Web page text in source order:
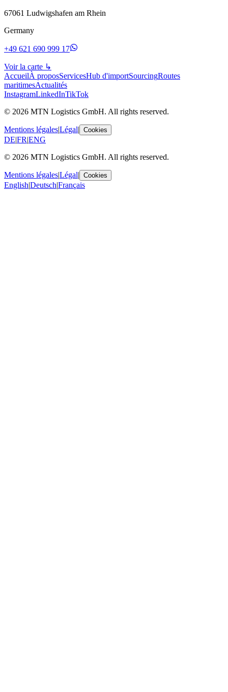
67061 Ludwigshafen am Rhein
Germany
+49 621 690 999 17
Voir la carte ↳
AccueilÀ proposServicesHub d'importSourcingRoutes
maritimesActualités
InstagramLinkedInTikTok
© 2026 MTN Logistics GmbH. All rights reserved.
Mentions légales|Légal| Cookies
DE|FR|ENG
© 2026 MTN Logistics GmbH. All rights reserved.
Mentions légales|Légal| Cookies
English|Deutsch|Français